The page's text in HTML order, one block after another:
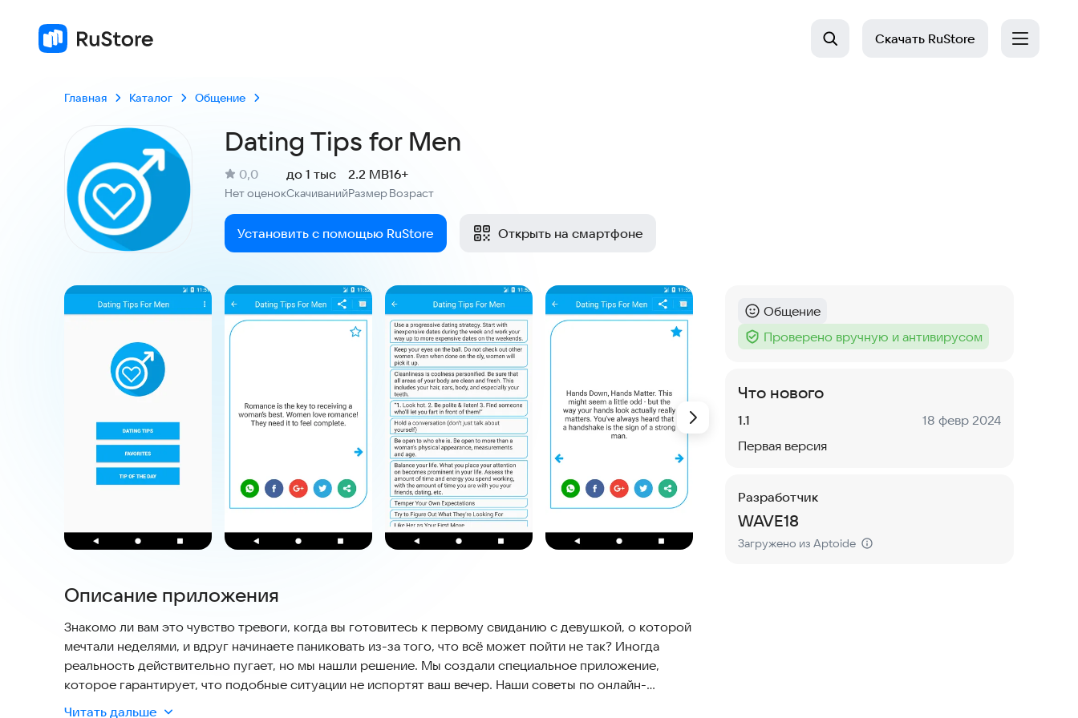
Скачать RuStore
Главная Каталог Общение
Dating Tips for Men
Рейтинг:
0,0
Нет оценокСкачиваний
до 1 тыс
Размер
2.2 MB
Возраст
16+
Установить с помощью RuStore Открыть на смартфоне
Скриншоты
Описание приложения
Знакомо ли вам это чувство тревоги, когда вы готовитесь к первому свиданию с девушкой, о которой
мечтали неделями, и вдруг начинаете паниковать из-за того, что всё может пойти не так? Иногда
реальность действительно пугает, но мы нашли решение. Мы создали специальное приложение,
которое гарантирует, что подобные ситуации не испортят ваш вечер. Наши советы по онлайн-
знакомствам помогут вам найти простые и эффективные решения для того, чтобы провести время с
Читать дальше
Категория:
Общение
Тег :
Проверено вручную и антивирусом
Что нового
Версия:
1.1 Дата:
18 февр 2024
Первая версия
Разработчик
WAVE18
Загружено из Aptoide